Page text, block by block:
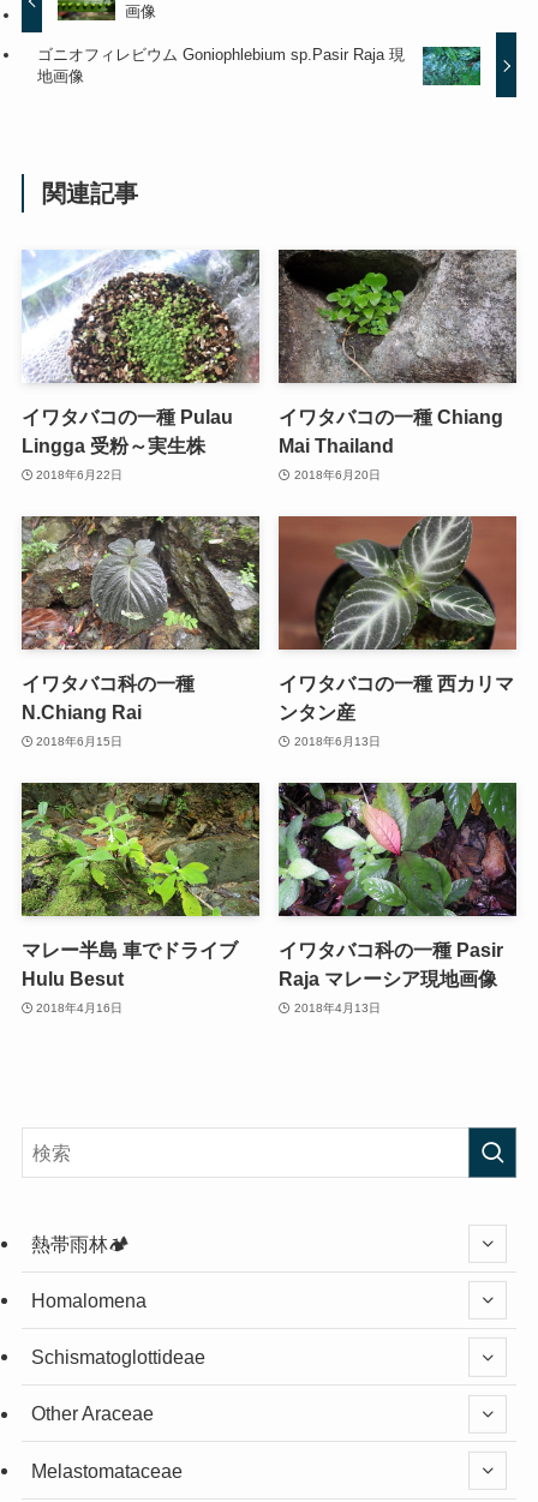
画像
ゴニオフィレビウム Goniophlebium sp.Pasir Raja 現
地画像
関連記事
イワタバコの一種 Pulau
Lingga 受粉～実生株
2018年6月22日
イワタバコの一種 Chiang
Mai Thailand
2018年6月20日
イワタバコ科の一種
N.Chiang Rai
2018年6月15日
イワタバコの一種 西カリマ
ンタン産
2018年6月13日
マレー半島 車でドライブ
Hulu Besut
2018年4月16日
イワタバコ科の一種 Pasir
Raja マレーシア現地画像
2018年4月13日
熱帯雨林🏕️
Homalomena
Schismatoglottideae
Other Araceae
Melastomataceae